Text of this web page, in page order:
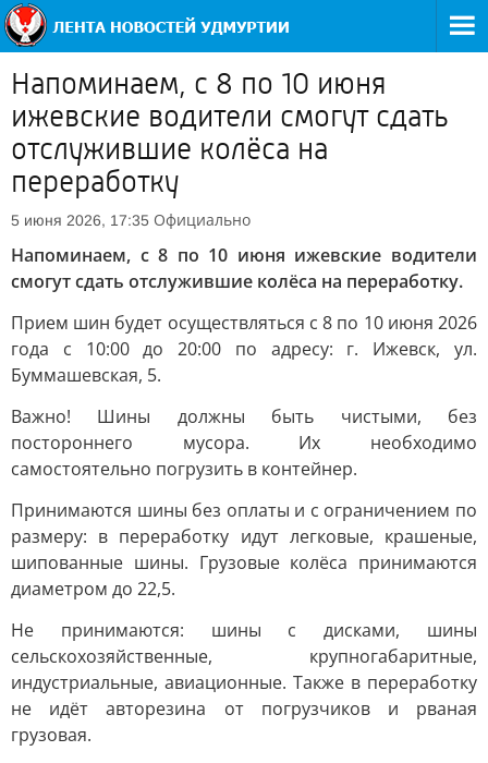
Напоминаем, с 8 по 10 июня
ижевские водители смогут сдать
отслужившие колёса на
переработку
5 июня 2026, 17:35 Официально
Напоминаем, с 8 по 10 июня ижевские водители
смогут сдать отслужившие колёса на переработку.
Прием шин будет осуществляться с 8 по 10 июня 2026
года с 10:00 до 20:00 по адресу: г. Ижевск, ул.
Буммашевская, 5.
Важно! Шины должны быть чистыми, без
постороннего мусора. Их необходимо
самостоятельно погрузить в контейнер.
Принимаются шины без оплаты и с ограничением по
размеру: в переработку идут легковые, крашеные,
шипованные шины. Грузовые колёса принимаются
диаметром до 22,5.
Не принимаются: шины с дисками, шины
сельскохозяйственные, крупногабаритные,
индустриальные, авиационные. Также в переработку
не идёт авторезина от погрузчиков и рваная
грузовая.